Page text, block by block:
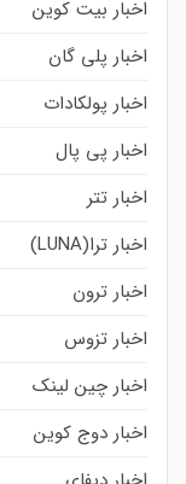
اخبار بیت کوین
اخبار پلی گان
اخبار پولکادات
اخبار پی پال
اخبار تتر
اخبار ترا(LUNA)
اخبار ترون
اخبار تزوس
اخبار چین لینک
اخبار دوج کوین